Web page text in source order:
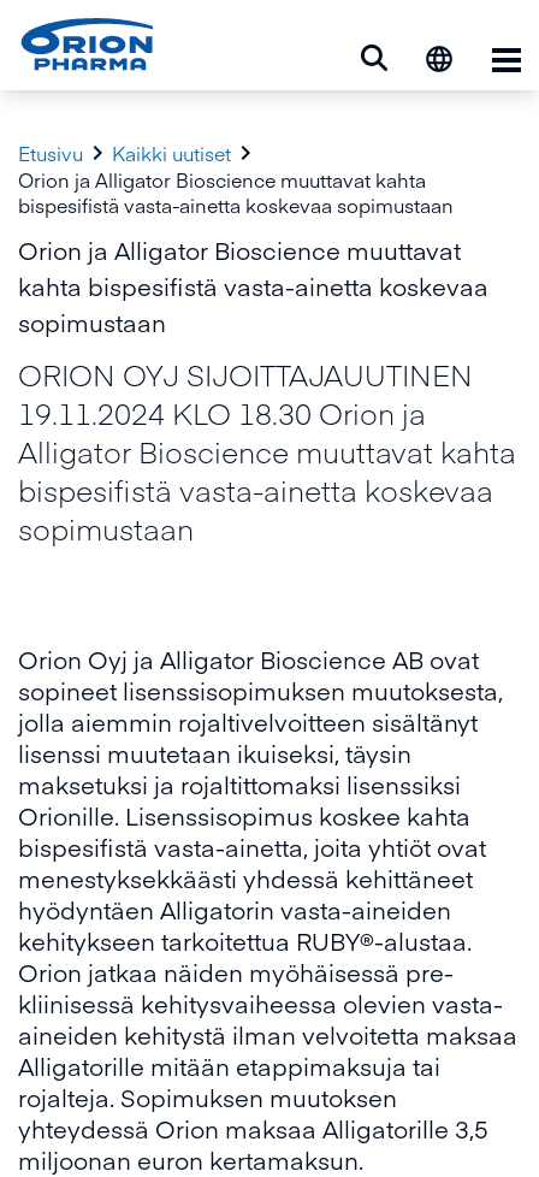
Etusivu  Kaikki uutiset 
Orion ja Alligator Bioscience muuttavat kahta
bispesifistä vasta-ainetta koskevaa sopimustaan
Orion ja Alligator Bioscience muuttavat
kahta bispesifistä vasta-ainetta koskevaa
sopimustaan
ORION OYJ SIJOITTAJAUUTINEN
19.11.2024 KLO 18.30 Orion ja
Alligator Bioscience muuttavat kahta
bispesifistä vasta-ainetta koskevaa
sopimustaan
Orion Oyj ja Alligator Bioscience AB ovat
sopineet lisenssisopimuksen muutoksesta,
jolla aiemmin rojaltivelvoitteen sisältänyt
lisenssi muutetaan ikuiseksi, täysin
maksetuksi ja rojaltittomaksi lisenssiksi
Orionille. Lisenssisopimus koskee kahta
bispesifistä vasta-ainetta, joita yhtiöt ovat
menestyksekkäästi yhdessä kehittäneet
hyödyntäen Alligatorin vasta-aineiden
kehitykseen tarkoitettua RUBY®-alustaa.
Orion jatkaa näiden myöhäisessä pre-
kliinisessä kehitysvaiheessa olevien vasta-
aineiden kehitystä ilman velvoitetta maksaa
Alligatorille mitään etappimaksuja tai
rojalteja. Sopimuksen muutoksen
yhteydessä Orion maksaa Alligatorille 3,5
miljoonan euron kertamaksun.